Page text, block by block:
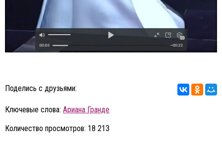
Поделись с друзьями:
Ключевые слова: Ариана Гранде
Количество просмотров: 18 213